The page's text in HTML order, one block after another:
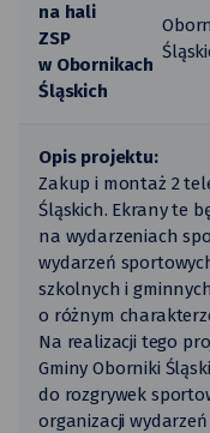
na hali
ZSP
w Obornikach
Śląskich
Opis projektu:
Zakup i montaż 2
Śląskich. Ekrany te
na wydarzeniach
wydarzeń
szkolnych i
o różnym
Na realizacji tego
Gminy Oborniki
do rozgrywek
organizacji